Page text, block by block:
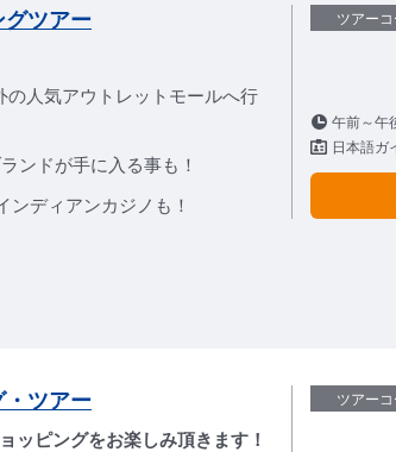
ツアー
人気アウトレットモールへ行
ンドが手に入る事も！
ディアンカジノも！
ツアー
午前～午
日本語ガ
・ツアー
ッピングをお楽しみ頂きます！
ツアー